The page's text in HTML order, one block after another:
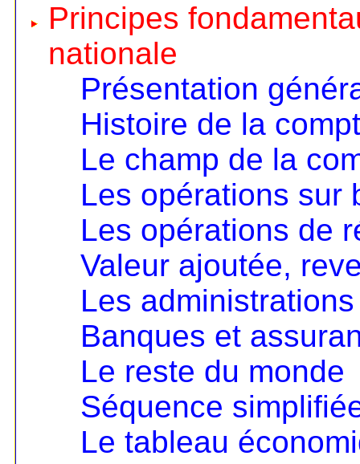
Principes
nationale
Présentation
Histoire de la
Le champ de la
Les opérations sur
Les opérations de
Valeur ajoutée,
Les
Banques et
Le reste du monde
Séquence
Le tableau